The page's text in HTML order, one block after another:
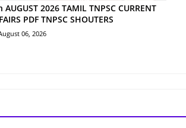
AUGUST 2026 TAMIL TNPSC CURRENT
PDF TNPSC SHOUTERS
06, 2026